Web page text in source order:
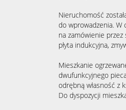
Nieruchomość
do wprowadzenia. W
na zamówienie
płyta indukcyjna,
Mieszkanie
dwufunkcyjnego
odrębną własność z
Do dyspozycji